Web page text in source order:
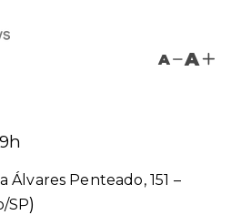
A A
Álvares Penteado, 151 –
SP)